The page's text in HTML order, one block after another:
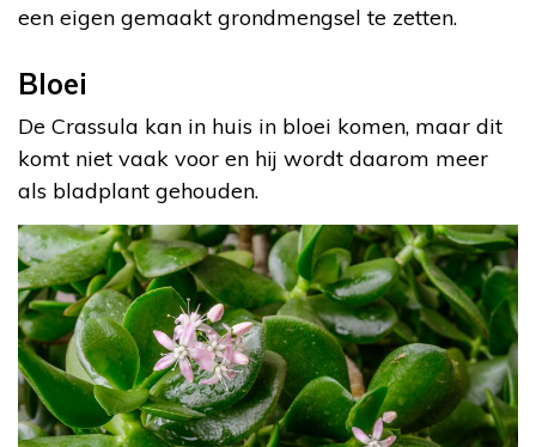
een eigen gemaakt grondmengsel te zetten.
Bloei
De Crassula kan in huis in bloei komen, maar dit
komt niet vaak voor en hij wordt daarom meer
als bladplant gehouden.